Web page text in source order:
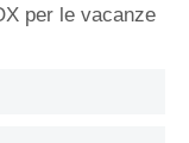
per le vacanze